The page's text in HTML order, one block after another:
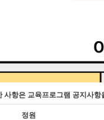
사항은 교육프로그램 공지사항
정원